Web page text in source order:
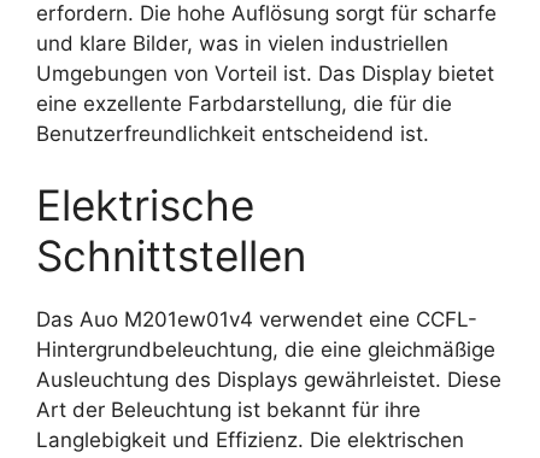
erfordern. Die hohe Auflösung sorgt für scharfe
und klare Bilder, was in vielen industriellen
Umgebungen von Vorteil ist. Das Display bietet
eine exzellente Farbdarstellung, die für die
Benutzerfreundlichkeit entscheidend ist.
Elektrische
Schnittstellen
Das Auo M201ew01v4 verwendet eine CCFL-
Hintergrundbeleuchtung, die eine gleichmäßige
Ausleuchtung des Displays gewährleistet. Diese
Art der Beleuchtung ist bekannt für ihre
Langlebigkeit und Effizienz. Die elektrischen